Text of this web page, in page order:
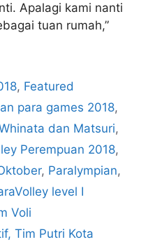
Apalagi kami nanti
tuan rumah,”
, Featured
para games 2018,
dan Matsuri,
Perempuan 2018,
, Paralympian,
level I
Voli
Tim Putri Kota